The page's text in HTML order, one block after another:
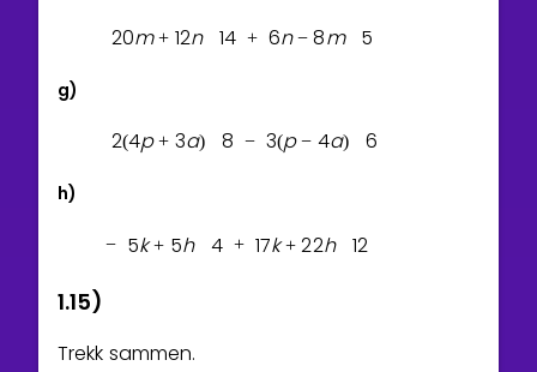
20m + 12n 14 + 6n − 8m 5
g)
2(4p + 3a) 8 − 3(p − 4a) 6
h)
− 5k + 5h 4 + 17k + 22h 12
1.15)
Trekk sammen.